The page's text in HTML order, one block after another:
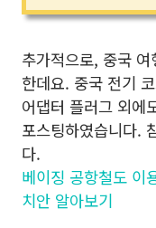
추가적으로, 중국
한데요. 중국 전기
어댑터 플러그 외에
포스팅하였습니다.
다.
베이징 공항철도 이
치안 알아보기